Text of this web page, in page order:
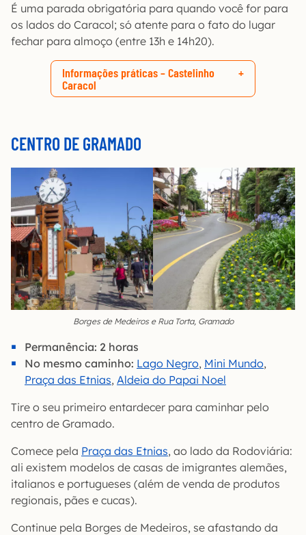
É uma parada obrigatória para quando você for para
os lados do Caracol; só atente para o fato do lugar
fechar para almoço (entre 13h e 14h20).
Informações práticas – Castelinho
Caracol
CENTRO DE GRAMADO
Borges de Medeiros e Rua Torta, Gramado
Permanência: 2 horas
No mesmo caminho: Lago Negro, Mini Mundo,
Praça das Etnias, Aldeia do Papai Noel
Tire o seu primeiro entardecer para caminhar pelo
centro de Gramado.
Comece pela Praça das Etnias, ao lado da Rodoviária:
ali existem modelos de casas de imigrantes alemães,
italianos e portugueses (além de venda de produtos
regionais, pães e cucas).
Continue pela Borges de Medeiros, se afastando da